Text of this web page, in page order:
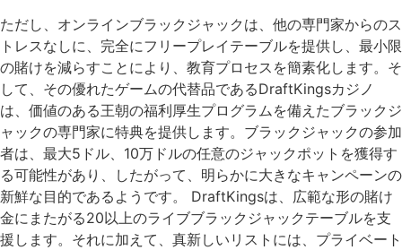
ただし、オンラインブラックジャックは、他の専門家からのス
トレスなしに、完全にフリープレイテーブルを提供し、最小限
の賭けを減らすことにより、教育プロセスを簡素化します。そ
して、その優れたゲームの代替品であるDraftKingsカジノ
は、価値のある王朝の福利厚生プログラムを備えたブラックジ
ャックの専門家に特典を提供します。ブラックジャックの参加
者は、最大5ドル、10万ドルの任意のジャックポットを獲得す
る可能性があり、したがって、明らかに大きなキャンペーンの
新鮮な目的であるようです。 DraftKingsは、広範な形の賭け
金にまたがる20以上のライブブラックジャックテーブルを支
援します。それに加えて、真新しいリストには、プライベート